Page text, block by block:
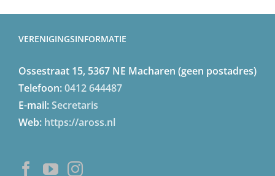
VERENIGINGSINFORMATIE
Ossestraat 15, 5367 NE Macharen (geen postadres)
Telefoon:0412 644487
E-mail:Secretaris
Web: https://aross.nl